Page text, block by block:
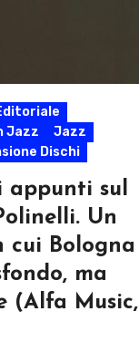
Jazz
Jazz
Dischi
appunti sul
Un
cui Bologna
ma
(Alfa Music,